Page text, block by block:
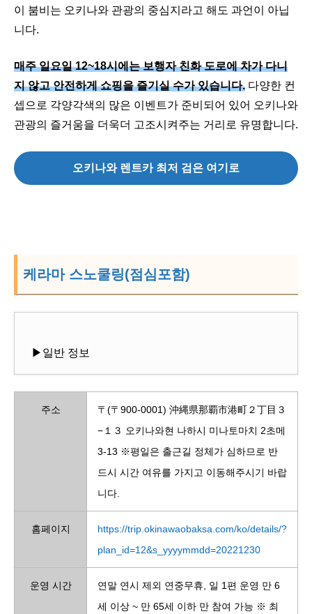
이 붐비는 오키나와 관광의 중심지라고 해도 과언이 아닙
니다.
매주 일요일 12~18시에는 보행자 친화 도로에 차가 다니
지 않고 안전하게 쇼핑을 즐기실 수가 있습니다. 다양한 컨
셉으로 각양각색의 많은 이벤트가 준비되어 있어 오키나와
관광의 즐거움을 더욱더 고조시켜주는 거리로 유명합니다.
오키나와 렌트카 최저 검은 여기로
케라마 스노쿨링(점심포함)
▶일반 정보
주소
〒(〒900-0001) 沖縄県那覇市港町２丁目３
−１３ 오키나와현 나하시 미나토마치 2초메
3-13 ※평일은 출근길 정체가 심하므로 반
드시 시간 여유를 가지고 이동해주시기 바랍
니다.
홈페이지
https://trip.okinawaobaksa.com/ko/details/?
plan_id=12&s_yyyymmdd=20221230
운영 시간
연말 연시 제외 연중무휴, 일 1편 운영 만 6
세 이상 ~ 만 65세 이하 만 참여 가능 ※ 최